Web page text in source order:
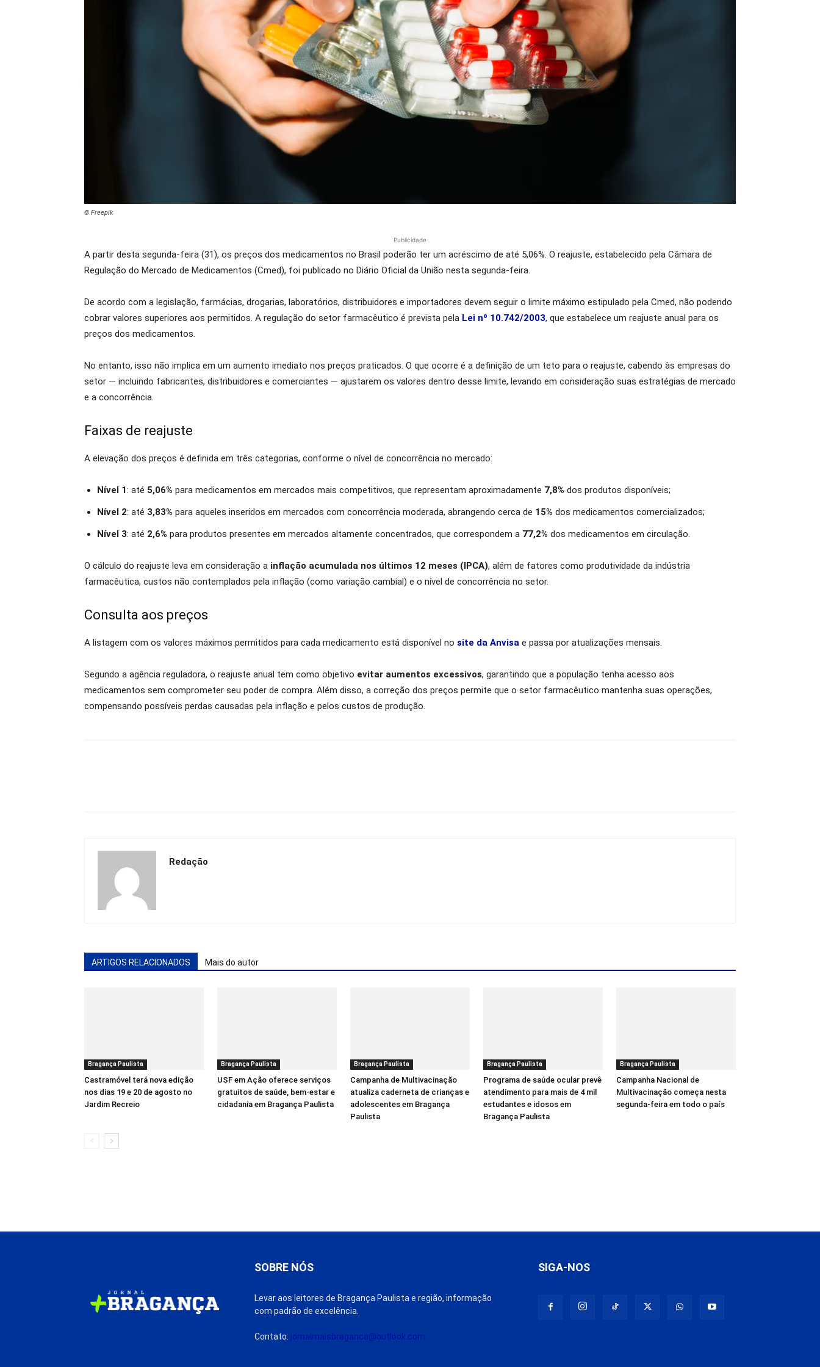
© Freepik
Publicidade
A partir desta segunda-feira (31), os preços dos medicamentos no Brasil poderão ter um acréscimo de até 5,06%. O reajuste, estabelecido pela Câmara de
Regulação do Mercado de Medicamentos (Cmed), foi publicado no Diário Oficial da União nesta segunda-feira.
De acordo com a legislação, farmácias, drogarias, laboratórios, distribuidores e importadores devem seguir o limite máximo estipulado pela Cmed, não podendo
cobrar valores superiores aos permitidos. A regulação do setor farmacêutico é prevista pela Lei nº 10.742/2003, que estabelece um reajuste anual para os
preços dos medicamentos.
No entanto, isso não implica em um aumento imediato nos preços praticados. O que ocorre é a definição de um teto para o reajuste, cabendo às empresas do
setor — incluindo fabricantes, distribuidores e comerciantes — ajustarem os valores dentro desse limite, levando em consideração suas estratégias de mercado
e a concorrência.
Faixas de reajuste
A elevação dos preços é definida em três categorias, conforme o nível de concorrência no mercado:
Nível 1: até 5,06% para medicamentos em mercados mais competitivos, que representam aproximadamente 7,8% dos produtos disponíveis;
Nível 2: até 3,83% para aqueles inseridos em mercados com concorrência moderada, abrangendo cerca de 15% dos medicamentos comercializados;
Nível 3: até 2,6% para produtos presentes em mercados altamente concentrados, que correspondem a 77,2% dos medicamentos em circulação.
O cálculo do reajuste leva em consideração a inflação acumulada nos últimos 12 meses (IPCA), além de fatores como produtividade da indústria
farmacêutica, custos não contemplados pela inflação (como variação cambial) e o nível de concorrência no setor.
Consulta aos preços
A listagem com os valores máximos permitidos para cada medicamento está disponível no site da Anvisa e passa por atualizações mensais.
Segundo a agência reguladora, o reajuste anual tem como objetivo evitar aumentos excessivos, garantindo que a população tenha acesso aos
medicamentos sem comprometer seu poder de compra. Além disso, a correção dos preços permite que o setor farmacêutico mantenha suas operações,
compensando possíveis perdas causadas pela inflação e pelos custos de produção.
Redação
ARTIGOS RELACIONADOS Mais do autor
Bragança Paulista
Castramóvel terá nova edição
nos dias 19 e 20 de agosto no
Jardim Recreio
Bragança Paulista
USF em Ação oferece serviços
gratuitos de saúde, bem-estar e
cidadania em Bragança Paulista
Bragança Paulista
Campanha de Multivacinação
atualiza caderneta de crianças e
adolescentes em Bragança
Paulista
Bragança Paulista
Programa de saúde ocular prevê
atendimento para mais de 4 mil
estudantes e idosos em
Bragança Paulista
Bragança Paulista
Campanha Nacional de
Multivacinação começa nesta
segunda-feira em todo o país
SOBRE NÓS
Levar aos leitores de Bragança Paulista e região, informação
com padrão de excelência.
Contato: jornalmaisbraganca@outlook.com
SIGA-NOS